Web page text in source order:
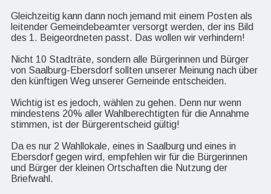
Gleichzeitig kann dann noch jemand mit einem Posten als
leitender Gemeindebeamter versorgt werden, der ins Bild
des 1. Beigeordneten passt. Das wollen wir verhindern!
Nicht 10 Stadträte, sondern alle Bürgerinnen und Bürger
von Saalburg-Ebersdorf sollten unserer Meinung nach über
den künftigen Weg unserer Gemeinde entscheiden.
Wichtig ist es jedoch, wählen zu gehen. Denn nur wenn
mindestens 20% aller Wahlberechtigten für die Annahme
stimmen, ist der Bürgerentscheid gültig!
Da es nur 2 Wahllokale, eines in Saalburg und eines in
Ebersdorf gegen wird, empfehlen wir für die Bürgerinnen
und Bürger der kleinen Ortschaften die Nutzung der
Briefwahl.